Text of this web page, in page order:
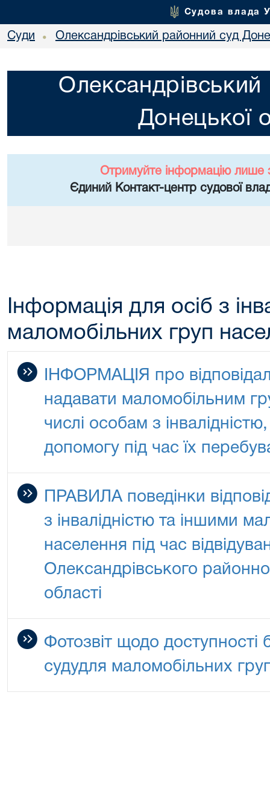
Судова влада
Суди • Олександрівський районний суд
Донецької
Отримуйте інформацію лише
Єдиний Контакт-центр судової
Інформація для осіб з
маломобільних груп
ІНФОРМАЦІЯ про
надавати маломобільним
числі особам з
допомогу під час їх
ПРАВИЛА поведінки
з інвалідністю та іншими
населення під час
Олександрівського
області
Фотозвіт щодо доступності
судудля маломобільних